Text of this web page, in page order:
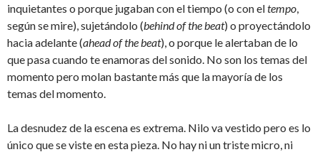
inquietantes o porque jugaban con el tiempo (o con eltempo
según se mire), sujetándolo (behind of the beat) o proyectándolo
hacia adelante (ahead of the beat), o porque le alertaban de lo
que pasa cuando te enamoras del sonido. No son los temas del
momento pero molan bastante más que la mayoría de los
temas del momento.
La desnudez de la escena es extrema. Nilo va vestido pero es lo
único que se viste en esta pieza. No hay ni un triste micro, ni